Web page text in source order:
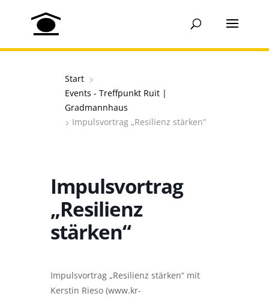
Start
Events - Treffpunkt Ruit |
Gradmannhaus
Impulsvortrag „Resilienz stärken“
Impulsvortrag
„Resilienz
stärken“
Impulsvortrag „Resilienz stärken“ mit
Kerstin Rieso (www.kr-